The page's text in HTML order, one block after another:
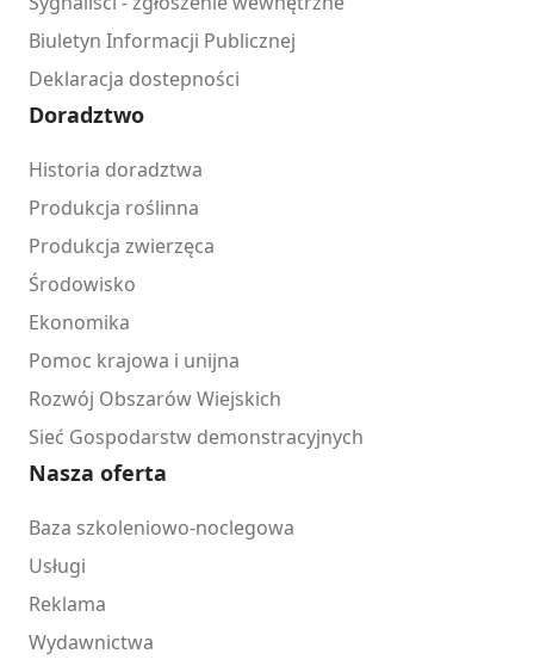
Biuletyn Informacji Publicznej
Deklaracja dostepności
Doradztwo
Historia doradztwa
Produkcja roślinna
Produkcja zwierzęca
Środowisko
Ekonomika
Pomoc krajowa i unijna
Rozwój Obszarów Wiejskich
Sieć Gospodarstw demonstracyjnych
Nasza oferta
Baza szkoleniowo-noclegowa
Usługi
Reklama
Wydawnictwa